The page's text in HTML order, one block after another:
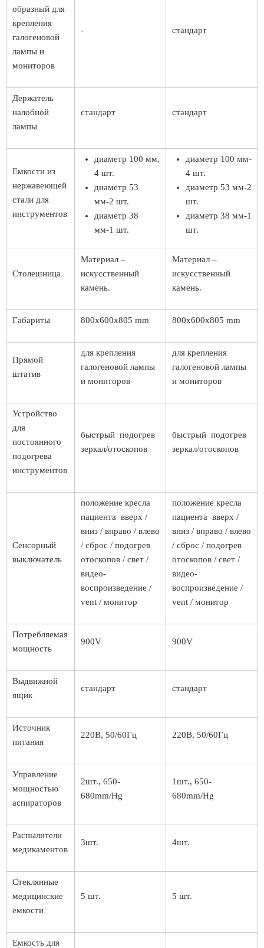
образный для
крепления
галогеновой
лампы и
мониторов
- стандарт
Держатель
налобной
лампы
стандарт стандарт
Емкости из
нержавеющей
стали для
инструментов
диаметр 100 мм,
4 шт.
диаметр 53
мм-2 шт.
диаметр 38
мм-1 шт.
диаметр 100 мм-
4 шт.
диаметр 53 мм-2
шт.
диаметр 38 мм-1
шт.
Столешница
Материал –
искусственный
камень.
Материал –
искусственный
камень.
Габариты 800x600х805 mm 800x600х805 mm
Прямой
штатив
для крепления
галогеновой лампы
и мониторов
для крепления
галогеновой лампы
и мониторов
Устройство
для
постоянного
подогрева
инструментов
быстрый подогрев
зеркал/отоскопов
быстрый подогрев
зеркал/отоскопов
Сенсорный
выключатель
положение кресла
пациента вверх /
вниз / вправо / влево
/ сброс / подогрев
отоскопов / свет /
видео-
воспроизведение /
vent / монитор
положение кресла
пациента вверх /
вниз / вправо / влево
/ сброс / подогрев
отоскопов / свет /
видео-
воспроизведение /
vent / монитор
Потребляемая
мощность
900V 900V
Выдвижной
ящик
стандарт стандарт
Источник
питания
220В, 50/60Гц 220В, 50/60Гц
Управление
мощностью
аспираторов
2шт., 650-
680mm/Hg
1шт., 650-
680mm/Hg
Распылители
медикаментов
3шт. 4шт.
Стеклянные
медицинские
емкости
5 шт. 5 шт.
Емкость для